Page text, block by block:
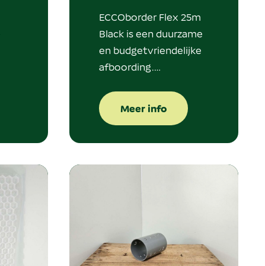
ECCOborder Flex 25m
Black is een duurzame
en budgetvriendelijke
afboording.…
Meer info